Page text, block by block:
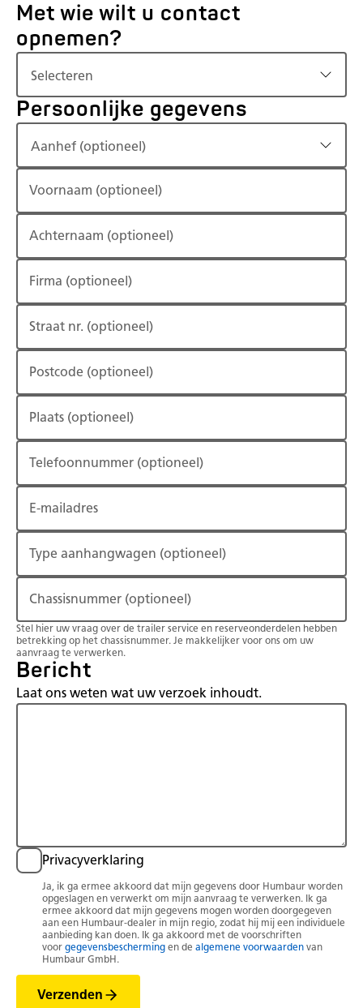
Met wie wilt u contact
opnemen?
Selecteren
Persoonlijke gegevens
Aanhef (optioneel)
Voornaam (optioneel)
Achternaam (optioneel)
Firma (optioneel)
Straat nr. (optioneel)
Postcode (optioneel)
Plaats (optioneel)
Telefoonnummer (optioneel)
E-mailadres
Type aanhangwagen (optioneel)
Chassisnummer (optioneel)
Stel hier uw vraag over de trailer service en reserveonderdelen hebben
betrekking op het chassisnummer. Je makkelijker voor ons om uw
aanvraag te verwerken.
Bericht
Laat ons weten wat uw verzoek inhoudt.
Privacyverklaring
Ja, ik ga ermee akkoord dat mijn gegevens door Humbaur worden
opgeslagen en verwerkt om mijn aanvraag te verwerken. Ik ga
ermee akkoord dat mijn gegevens mogen worden doorgegeven
aan een Humbaur-dealer in mijn regio, zodat hij mij een individuele
aanbieding kan doen. Ik ga akkoord met de voorschriften
voor gegevensbescherming en de algemene voorwaarden van
Humbaur GmbH.
Verzenden